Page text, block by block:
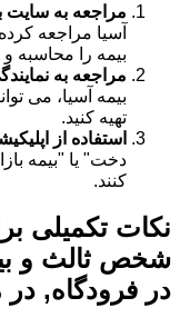
مراجعه به سایت
آسیا مراجعه
بیمه را محاسبه
مراجعه به
بیمه آسیا، می
تهیه کنید.
استفاده از
دخت" یا "بیمه
کنند.
نکات تکمیلی
شخص ثالث و
در فرودگاه,